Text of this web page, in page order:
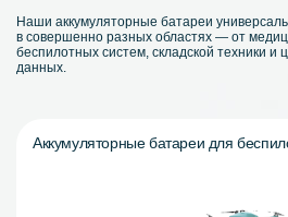
Наши аккумуляторные батареи
в совершенно разных областях — от
беспилотных систем, складской техники и
данных.
Аккумуляторные батареи для